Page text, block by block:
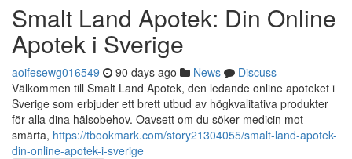
Smalt Land Apotek: Din Online
Apotek i Sverige
aoifesewg016549 90 days ago News
Discuss
Välkommen till Smalt Land Apotek, den ledande online apoteket i
Sverige som erbjuder ett brett utbud av högkvalitativa produkter
för alla dina hälsobehov. Oavsett om du söker medicin mot
smärta, https://tbookmark.com/story21304055/smalt-land-apotek-
din-online-apotek-i-sverige